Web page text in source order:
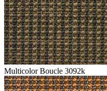
Multicolor Boucle 3092k